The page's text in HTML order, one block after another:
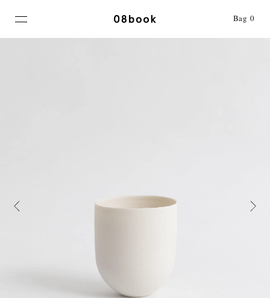
Bag0